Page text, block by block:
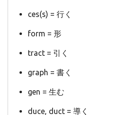
ces(s) = 行く
form = 形
tract = 引く
graph = 書く
gen = 生む
duce, duct = 導く